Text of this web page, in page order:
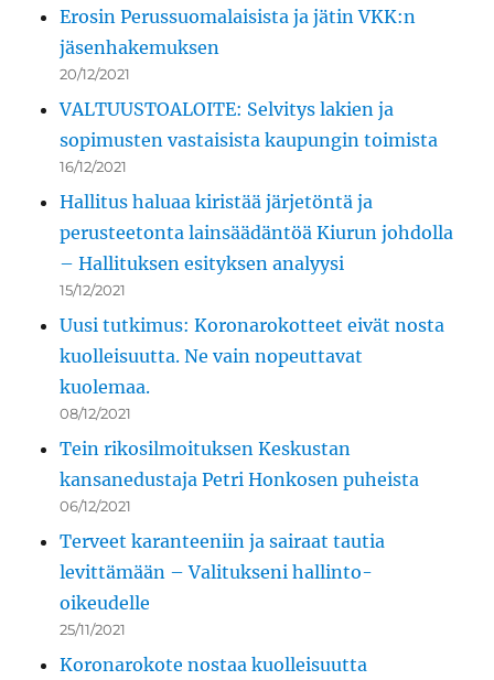
Erosin Perussuomalaisista ja jätin VKK:n
jäsenhakemuksen
20/12/2021
VALTUUSTOALOITE: Selvitys lakien ja
sopimusten vastaisista kaupungin toimista
16/12/2021
Hallitus haluaa kiristää järjetöntä ja
perusteetonta lainsäädäntöä Kiurun johdolla
– Hallituksen esityksen analyysi
15/12/2021
Uusi tutkimus: Koronarokotteet eivät nosta
kuolleisuutta. Ne vain nopeuttavat
kuolemaa.
08/12/2021
Tein rikosilmoituksen Keskustan
kansanedustaja Petri Honkosen puheista
06/12/2021
Terveet karanteeniin ja sairaat tautia
levittämään – Valitukseni hallinto-
oikeudelle
25/11/2021
Koronarokote nostaa kuolleisuutta